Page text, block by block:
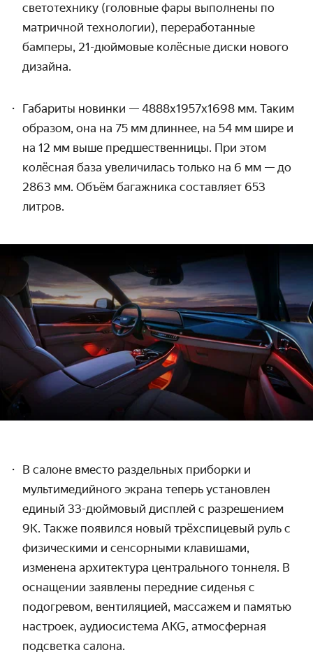
светотехнику (головные фары выполнены по
матричной технологии), переработанные
бамперы, 21-дюймовые колёсные диски нового
дизайна.
Габариты новинки — 4888x1957x1698 мм. Таким
образом, она на 75 мм длиннее, на 54 мм шире и
на 12 мм выше предшественницы. При этом
колёсная база увеличилась только на 6 мм — до
2863 мм. Объём багажника составляет 653
литров.
В салоне вместо раздельных приборки и
мультимедийного экрана теперь установлен
единый 33-дюймовый дисплей с разрешением
9K. Также появился новый трёхспицевый руль с
физическими и сенсорными клавишами,
изменена архитектура центрального тоннеля. В
оснащении заявлены передние сиденья с
подогревом, вентиляцией, массажем и памятью
настроек, аудиосистема AKG, атмосферная
подсветка салона.